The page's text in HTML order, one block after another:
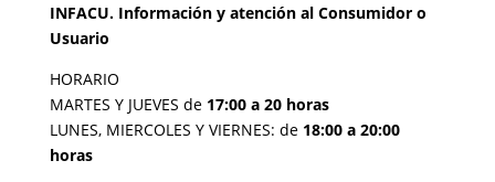
INFACU. Información y atención al Consumidor o
Usuario
HORARIO
MARTES Y JUEVES de17:00 a 20 horas
LUNES, MIERCOLES Y VIERNES: de 18:00 a 20:00
horas